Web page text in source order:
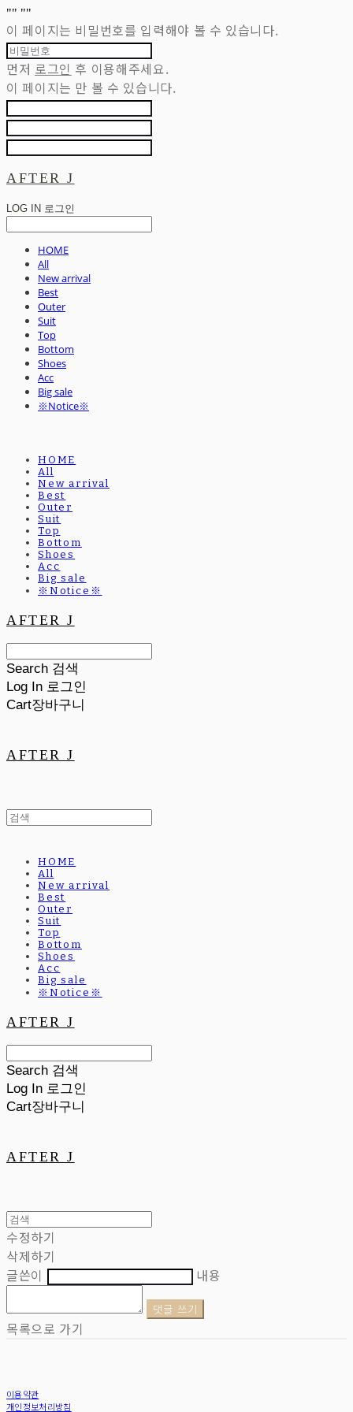
"" ""
이 페이지는 비밀번호를 입력해야 볼 수 있습니다.
먼저 로그인 후 이용해주세요.
이 페이지는 만 볼 수 있습니다.
AFTER J
LOG IN 로그인
HOME
All
New arrival
Best
Outer
Suit
Top
Bottom
Shoes
Acc
Big sale
※Notice※
HOME
All
New arrival
Best
Outer
Suit
Top
Bottom
Shoes
Acc
Big sale
※Notice※
AFTER J
Search 검색
Log In 로그인
Cart장바구니
AFTER J
HOME
All
New arrival
Best
Outer
Suit
Top
Bottom
Shoes
Acc
Big sale
※Notice※
AFTER J
Search 검색
Log In 로그인
Cart장바구니
AFTER J
수정하기
삭제하기
글쓴이
내용
댓글 쓰기
목록으로 가기
이용약관
개인정보처리방침